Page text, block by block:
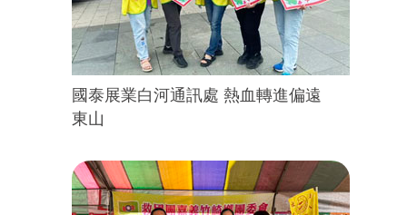
國泰展業白河通訊處 熱血轉進偏遠
東山